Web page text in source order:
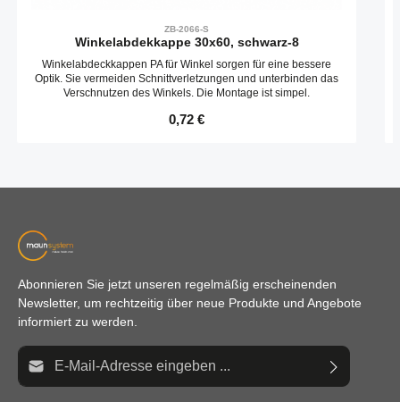
ZB-2066-S
Winkelabdekkappe 30x60, schwarz-8
Winkelabdeckkappen PA für Winkel sorgen für eine bessere
Optik. Sie vermeiden Schnittverletzungen und unterbinden das
Verschnutzen des Winkels. Die Montage ist simpel.
Regulärer Preis:
0,72 €
Abonnieren Sie jetzt unseren regelmäßig erscheinenden
Newsletter, um rechtzeitig über neue Produkte und Angebote
informiert zu werden.
E-Mail-Adresse*